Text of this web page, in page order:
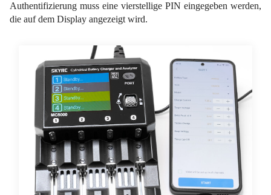
Authentifizierung muss eine vierstellige PIN eingegeben werden,
die auf dem Display angezeigt wird.